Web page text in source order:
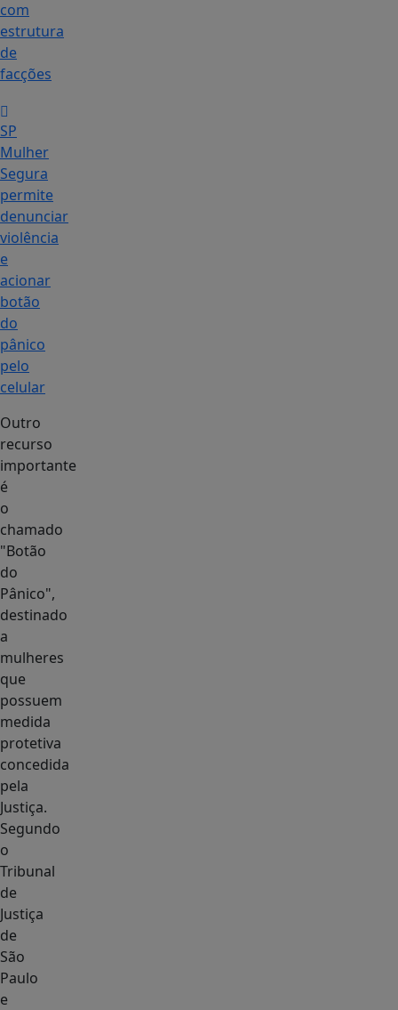
com
estrutura
de
facções
SP
Mulher
Segura
permite
denunciar
violência
e
acionar
botão
do
pânico
pelo
celular
Outro
recurso
importante
é
o
chamado
"Botão
do
Pânico",
destinado
a
mulheres
que
possuem
medida
protetiva
concedida
pela
Justiça.
Segundo
o
Tribunal
de
Justiça
de
São
Paulo
e